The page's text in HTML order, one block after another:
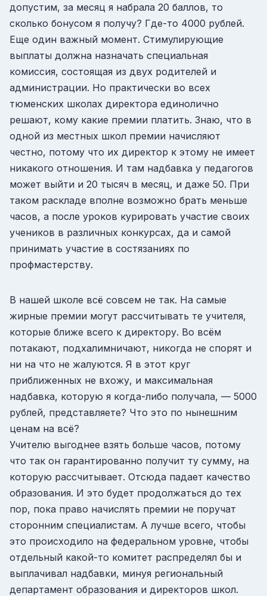
допустим, за месяц я набрала 20 баллов, то
сколько бонусом я получу? Где-то 4000 рублей.
Еще один важный момент. Стимулирующие
выплаты должна назначать специальная
комиссия, состоящая из двух родителей и
администрации. Но практически во всех
тюменских школах директора единолично
решают, кому какие премии платить. Знаю, что в
одной из местных школ премии начисляют
честно, потому что их директор к этому не имеет
никакого отношения. И там надбавка у педагогов
может выйти и 20 тысяч в месяц, и даже 50. При
таком раскладе вполне возможно брать меньше
часов, а после уроков курировать участие своих
учеников в различных конкурсах, да и самой
принимать участие в состязаниях по
профмастерству.
В нашей школе всё совсем не так. На самые
жирные премии могут рассчитывать те учителя,
которые ближе всего к директору. Во всём
потакают, подхалимничают, никогда не спорят и
ни на что не жалуются. Я в этот круг
приближенных не вхожу, и максимальная
надбавка, которую я когда-либо получала, — 5000
рублей, представляете? Что это по нынешним
ценам на всё?
Учителю выгоднее взять больше часов, потому
что так он гарантированно получит ту сумму, на
которую рассчитывает. Отсюда падает качество
образования. И это будет продолжаться до тех
пор, пока право начислять премии не поручат
сторонним специалистам. А лучше всего, чтобы
это происходило на федеральном уровне, чтобы
отдельный какой-то комитет распределял бы и
выплачивал надбавки, минуя региональный
департамент образования и директоров школ.